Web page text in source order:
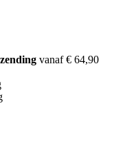
vanaf € 64,90